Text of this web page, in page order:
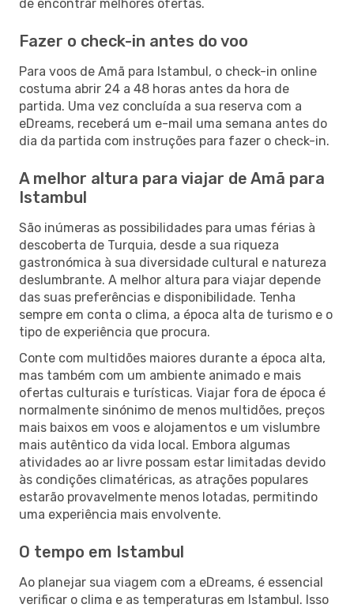
de encontrar melhores ofertas.
Fazer o check-in antes do voo
Para voos de Amã para Istambul, o check-in online
costuma abrir 24 a 48 horas antes da hora de
partida. Uma vez concluída a sua reserva com a
eDreams, receberá um e-mail uma semana antes do
dia da partida com instruções para fazer o check-in.
A melhor altura para viajar de Amã para
Istambul
São inúmeras as possibilidades para umas férias à
descoberta de Turquia, desde a sua riqueza
gastronómica à sua diversidade cultural e natureza
deslumbrante. A melhor altura para viajar depende
das suas preferências e disponibilidade. Tenha
sempre em conta o clima, a época alta de turismo e o
tipo de experiência que procura.
Conte com multidões maiores durante a época alta,
mas também com um ambiente animado e mais
ofertas culturais e turísticas. Viajar fora de época é
normalmente sinónimo de menos multidões, preços
mais baixos em voos e alojamentos e um vislumbre
mais autêntico da vida local. Embora algumas
atividades ao ar livre possam estar limitadas devido
às condições climatéricas, as atrações populares
estarão provavelmente menos lotadas, permitindo
uma experiência mais envolvente.
O tempo em Istambul
Ao planejar sua viagem com a eDreams, é essencial
verificar o clima e as temperaturas em Istambul. Isso